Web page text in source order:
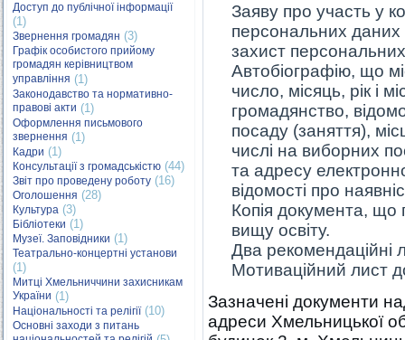
Доступ до публічної інформації
(1)
Звернення громадян (3)
Графік особистого прийому
громадян керівництвом
управління (1)
Законодавство та нормативно-
правові акти (1)
Оформлення письмового
звернення (1)
Кадри (1)
Консультації з громадськістю (44)
Звіт про проведену роботу (16)
Оголошення (28)
Культура (3)
Бібліотеки (1)
Музеї. Заповідники (1)
Театрально-концертні установи
(1)
Митці Хмельниччини захисникам
України (1)
Національності та релігії(10)
Основні заходи з питань
Заяву про участь у
персональних даних
захист
Автобіографію, що
число, місяць, рік і
громадянство,
посаду (заняття),
числі на виборних
та адресу
відомості про
Копія документа, що
вищу освіту.
Два рекомендаційні
Мотиваційний лист
Зазначені документи
адреси Хмельницької